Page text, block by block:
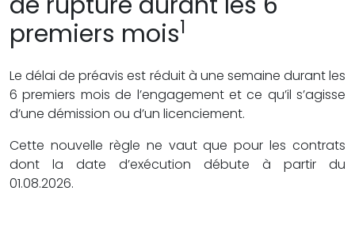
premiers mois1
Le délai de préavis est réduit à une semaine durant les
6 premiers mois de l’engagement et ce qu’il s’agisse
d’une démission ou d’un licenciement.
Cette nouvelle règle ne vaut que pour les contrats
dont la date d’exécution débute à partir du
01.08.2026.